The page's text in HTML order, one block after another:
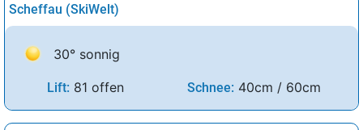
Scheffau (SkiWelt)
30° sonnig
Lift: 81 offen Schnee: 40cm / 60cm